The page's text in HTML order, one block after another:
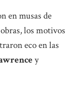
en musas de
los motivos
eco en las
y